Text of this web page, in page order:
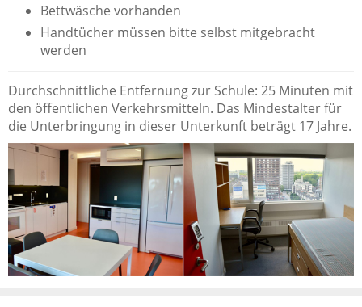
Bettwäsche vorhanden
Handtücher müssen bitte selbst mitgebracht
werden
Durchschnittliche Entfernung zur Schule: 25 Minuten mit
den öffentlichen Verkehrsmitteln. Das Mindestalter für
die Unterbringung in dieser Unterkunft beträgt 17 Jahre.